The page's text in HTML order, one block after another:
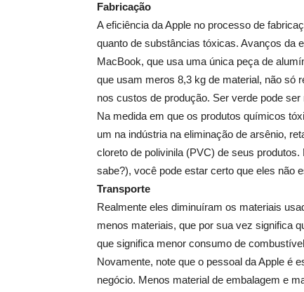
Fabricação
A eficiência da Apple no processo de
quanto de substâncias tóxicas. Avanços da
MacBook, que usa uma única peça de
que usam meros 8,3 kg de material, não só
nos custos de produção. Ser verde pode ser
Na medida em que os produtos químicos
um na indústria na eliminação de arsênio,
cloreto de polivinila (PVC) de seus
sabe?), você pode estar certo que eles não
Transporte
Realmente eles diminuíram os materiais
menos materiais, que por sua vez significa
que significa menor consumo de
Novamente, note que o pessoal da Apple é
negócio. Menos material de embalagem e